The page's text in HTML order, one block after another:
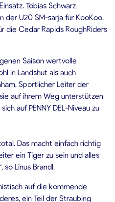
Tobias Schwarz
der U20 SM-sarja für KooKoo,
die Cedar Rapids RoughRiders
Saison wertvolle
in Landshut als auch
Sportlicher Leiter der
auf ihrem Weg unterstützen
auf PENNY DEL-Niveau zu
Das macht einfach richtig
ein Tiger zu sein und alles
so Linus Brandl.
auf die kommende
ein Teil der Straubing